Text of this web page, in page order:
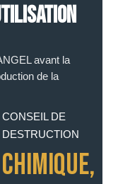
avant la
de la
CONSEIL DE
DESTRUCTION
CHIMIQUE,